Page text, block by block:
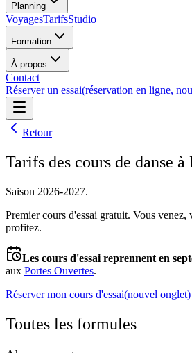
Planning
VoyagesTarifsStudio
Formation
À propos
Contact
Réserver un essai(réservation en ligne,
Retour
Tarifs des cours de danse
Saison 2026-2027.
Premier cours d'essai gratuit. Vous venez,
profitez.
Les cours d'essai reprennent en
aux Portes Ouvertes.
Réserver mon cours d'essai(nouvel onglet)
Toutes les formules